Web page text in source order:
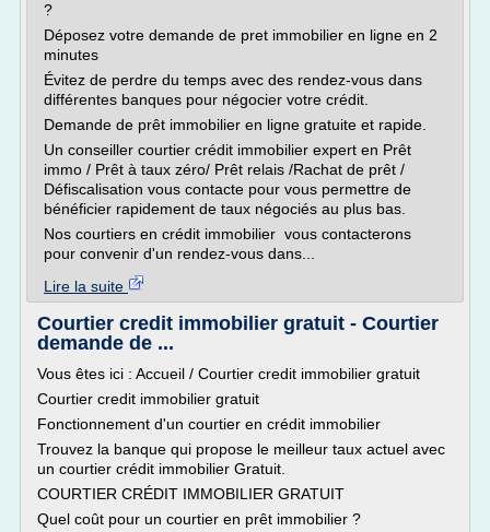
?
Déposez votre demande de pret immobilier en ligne en 2
minutes
Évitez de perdre du temps avec des rendez-vous dans
différentes banques pour négocier votre crédit.
Demande de prêt immobilier en ligne gratuite et rapide.
Un conseiller courtier crédit immobilier expert en Prêt
immo / Prêt à taux zéro/ Prêt relais /Rachat de prêt /
Défiscalisation vous contacte pour vous permettre de
bénéficier rapidement de taux négociés au plus bas.
Nos courtiers en crédit immobilier vous contacterons
pour convenir d'un rendez-vous dans...
Lire la suite
Courtier credit immobilier gratuit - Courtier
demande de ...
Vous êtes ici : Accueil / Courtier credit immobilier gratuit
Courtier credit immobilier gratuit
Fonctionnement d'un courtier en crédit immobilier
Trouvez la banque qui propose le meilleur taux actuel avec
un courtier crédit immobilier Gratuit.
COURTIER CRÉDIT IMMOBILIER GRATUIT
Quel coût pour un courtier en prêt immobilier ?